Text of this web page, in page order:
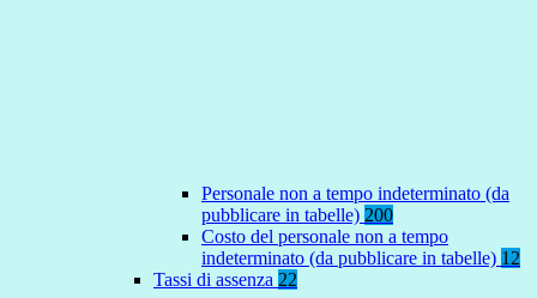
Personale non a tempo indeterminato (da
pubblicare in tabelle) 200
Costo del personale non a tempo
indeterminato (da pubblicare in tabelle) 12
Tassi di assenza 22